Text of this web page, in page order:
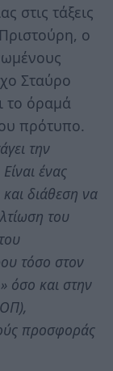
στις τάξεις
ο
Σταύρο
το όραμά
πρότυπο.
την
ένας
διάθεση να
του
τόσο στον
όσο και στην
προσφοράς